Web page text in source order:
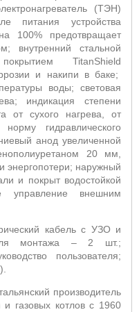
(ТЭН)
питания устройства
100% предотвращает
внутренний стальной
TitanShield
и накипи в баке;
воды; световая
индикация степени
от сухого нагрева, от
гидравлического
анод увеличенной
20 мм,
энергопотери; наружный
и покрыт водостойкой
управление внешним
кабель с УЗО и
монтажа – 2 шт.;
пользователя;
производитель
и газовых котлов с 1960